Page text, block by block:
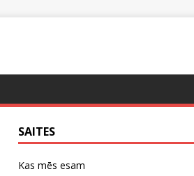
SAITES
Kas mēs esam